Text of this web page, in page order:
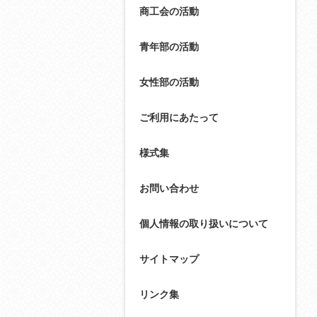
商工会の活動
青年部の活動
女性部の活動
ご利用にあたって
様式集
お問い合わせ
個人情報の取り扱いについて
サイトマップ
リンク集